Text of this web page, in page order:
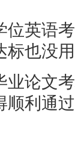
英语考
也没用
论文考
顺利通